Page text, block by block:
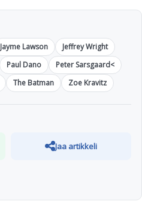
Jayme Lawson
Jeffrey Wright
Paul Dano
Peter Sarsgaard<
The Batman Zoe Kravitz
Jaa artikkeli